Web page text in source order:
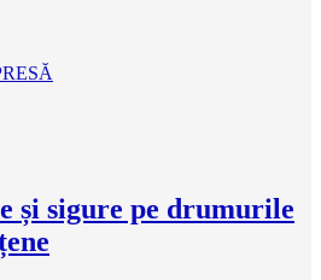
și sigure pe drumurile